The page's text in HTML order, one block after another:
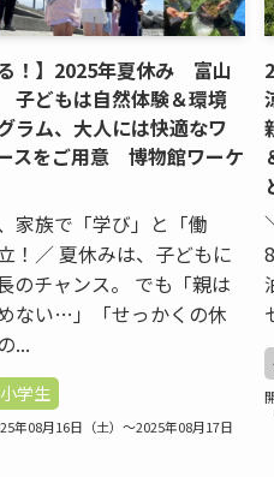
る！】2025年夏休み 富山
子どもは自然体験＆環境
ラム、大人には快適なワ
スをご用意 博物館ワーケ
家族で「学び」と「働
！／ 夏休みは、子どもに
のチャンス。 でも「親は
ない…」「せっかくの休
...
小学生
年08月16日（土）～2025年08月17日